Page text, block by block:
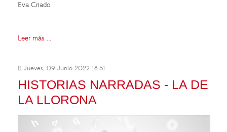
Eva Criado
Leer más ...
Jueves, 09 Junio 2022 18:51
HISTORIAS NARRADAS - LA DE
LA LLORONA